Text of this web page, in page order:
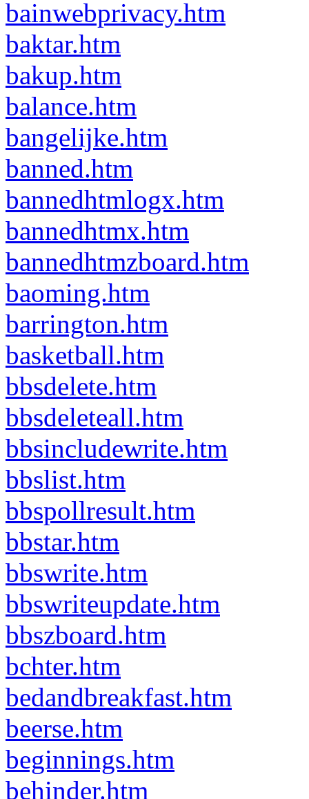
bainwebprivacy.htm
baktar.htm
bakup.htm
balance.htm
bangelijke.htm
banned.htm
bannedhtmlogx.htm
bannedhtmx.htm
bannedhtmzboard.htm
baoming.htm
barrington.htm
basketball.htm
bbsdelete.htm
bbsdeleteall.htm
bbsincludewrite.htm
bbslist.htm
bbspollresult.htm
bbstar.htm
bbswrite.htm
bbswriteupdate.htm
bbszboard.htm
bchter.htm
bedandbreakfast.htm
beerse.htm
beginnings.htm
behinder.htm